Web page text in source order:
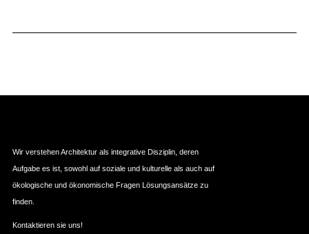
Wir verstehen Architektur als integrative Disziplin, deren
Aufgabe es ist, sowohl auf soziale und kulturelle als auch auf
ökologische und ökonomische Fragen Lösungsansätze zu
finden.
Kontaktieren sie uns!